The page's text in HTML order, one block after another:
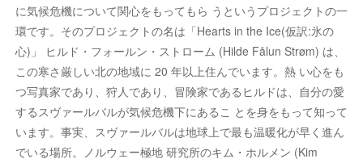
に気候危機について関心をもってもら うというプロジェクトの一
環です。そのプロジェクトの名は「Hearts in the Ice(仮訳:氷の
心)」 ヒルド・フォールン・ストローム (Hilde Fålun Strøm) は、
この寒さ厳しい北の地域に 20 年以上住んでいます。熱 い心をも
つ写真家であり、狩人であり、冒険家であるヒルドは、自分の愛
するスヴァールバルが気候危機下にあるこ とを身をもって知って
います。事実、スヴァールバルは地球上で最も温暖化が早く進ん
でいる場所。ノルウェー極地 研究所のキム・ホルメン (Kim